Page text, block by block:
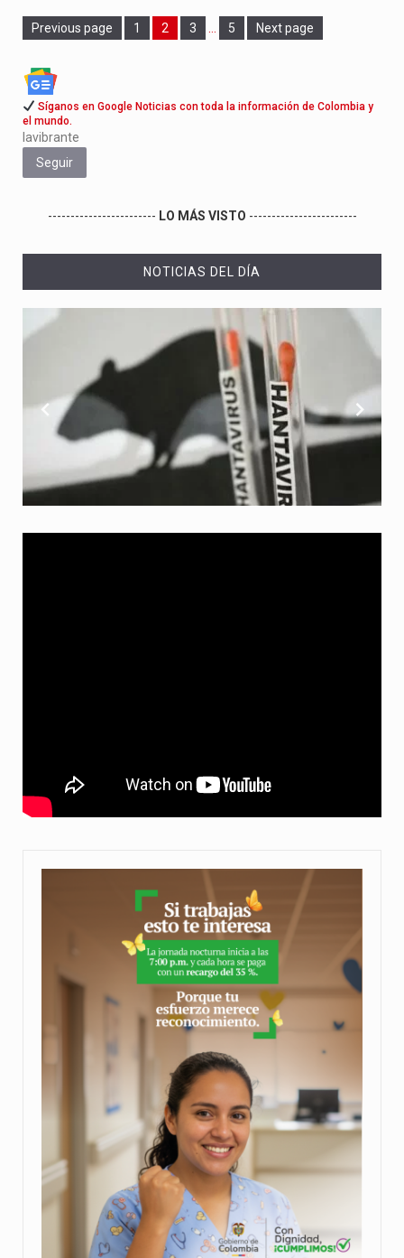
Previous page Page
1 Page
2 Page
3 Page
5 Next page
Síganos en Google Noticias con toda la información de Colombia y
el mundo.
lavibrante
Seguir
------------------------ LO MÁS VISTO ------------------------
NOTICIAS DEL DÍA